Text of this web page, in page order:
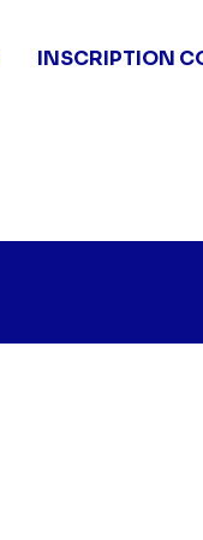
INSCRIPTION